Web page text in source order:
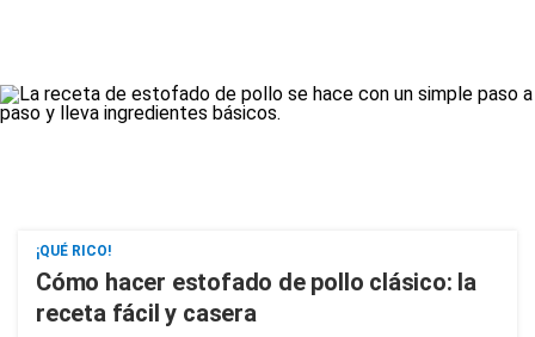
¡QUÉ RICO!
Cómo hacer estofado de pollo clásico: la
receta fácil y casera